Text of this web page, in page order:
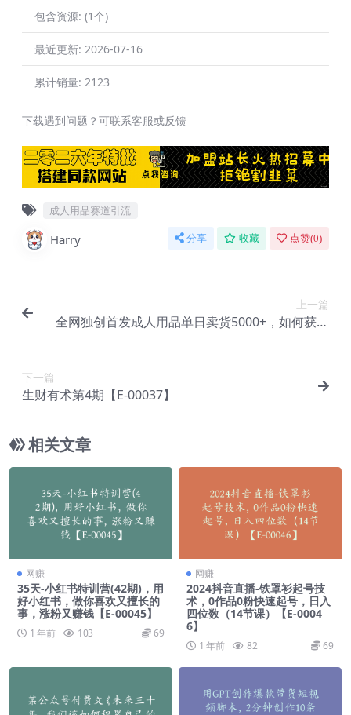
包含资源: (1个)
最近更新: 2026-07-16
累计销量: 2123
下载遇到问题？可联系客服或反馈
成人用品赛道引流
Harry 分享 收藏 点赞(0)
上一篇
全网独创首发成人用品单日卖货5000+，如何获取
下一篇
生财有术第4期【E-00037】
相关文章
网赚
35天-小红书特训营(42期)，用
好小红书，做你喜欢又擅长的
事，涨粉又赚钱【E-00045】
1 年前 103 69
网赚
2024抖音直播-铁罩衫起号技
术，0作品0粉快速起号，日入
四位数（14节课）【E-0004
6】
1 年前 82 69